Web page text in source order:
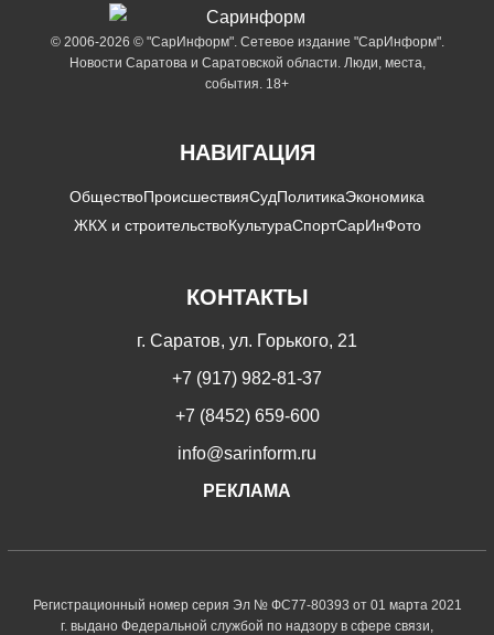
© 2006-2026 © "СарИнформ". Сетевое издание "СарИнформ".
Новости Саратова и Саратовской области. Люди, места,
события. 18+
НАВИГАЦИЯ
ОбществоПроисшествияСудПолитикаЭкономика
ЖКХ и строительствоКультураСпортСарИнФото
КОНТАКТЫ
г. Саратов, ул. Горького, 21
+7 (917) 982-81-37
+7 (8452) 659-600
info@sarinform.ru
РЕКЛАМА
Регистрационный номер серия Эл № ФС77-80393 от 01 марта 2021
г. выдано Федеральной службой по надзору в сфере связи,